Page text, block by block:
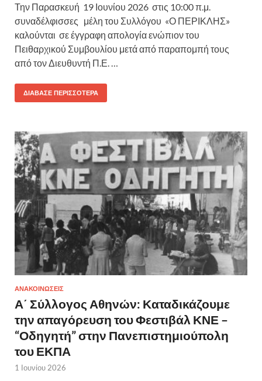
Την Παρασκευή 19 Ιουνίου 2026 στις 10:00 π.μ.
συναδέλφισσες μέλη του Συλλόγου «Ο ΠΕΡΙΚΛΗΣ»
καλούνται σε έγγραφη απολογία ενώπιον του
Πειθαρχικού Συμβουλίου μετά από παραπομπή τους
από τον Διευθυντή Π.Ε. …
ΔΙΆΒΑΣΕ ΠΕΡΙΣΣΌΤΕΡΑ
ΑΝΑΚΟΙΝΩΣΕΙΣ
Α΄ Σύλλογος Αθηνών: Καταδικάζουμε
την απαγόρευση του Φεστιβάλ ΚΝΕ –
“Οδηγητή” στην Πανεπιστημιούπολη
του ΕΚΠΑ
1 Ιουνίου 2026